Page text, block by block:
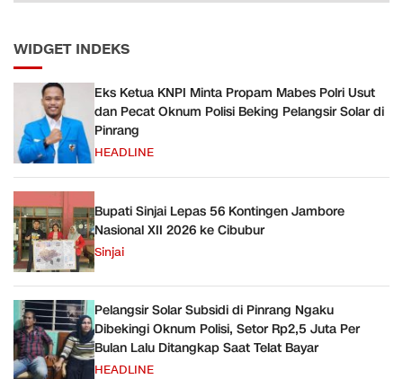
WIDGET INDEKS
Eks Ketua KNPI Minta Propam Mabes Polri Usut
dan Pecat Oknum Polisi Beking Pelangsir Solar di
Pinrang
HEADLINE
Bupati Sinjai Lepas 56 Kontingen Jambore
Nasional XII 2026 ke Cibubur
Sinjai
Pelangsir Solar Subsidi di Pinrang Ngaku
Dibekingi Oknum Polisi, Setor Rp2,5 Juta Per
Bulan Lalu Ditangkap Saat Telat Bayar
HEADLINE